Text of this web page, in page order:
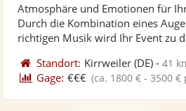
Atmosphäre und Emotionen für
Durch die Kombination eines
richtigen Musik wird Ihr Event zu
Standort: Kirrweiler (DE) -41
Gage: €€€ (ca. 1800 € - 3500